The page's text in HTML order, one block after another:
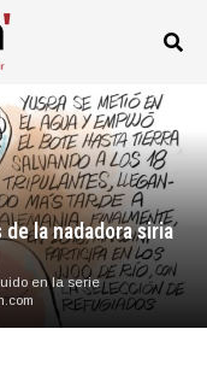
la nadadora siria
en la serie